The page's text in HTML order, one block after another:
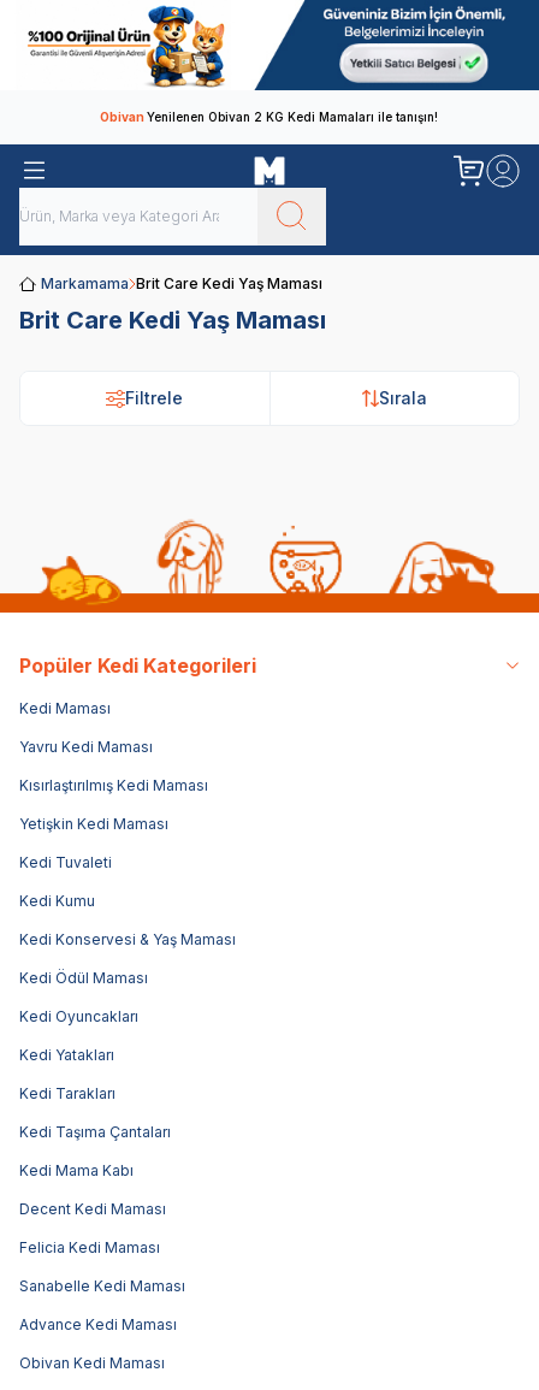
ObivanYenilenen Obivan 2 KG Kedi Mamaları ile tanışın!
Markamama Brit Care Kedi Yaş Maması
Brit Care Kedi Yaş Maması
Filtrele Sırala
Popüler Kedi Kategorileri
Kedi Maması
Yavru Kedi Maması
Kısırlaştırılmış Kedi Maması
Yetişkin Kedi Maması
Kedi Tuvaleti
Kedi Kumu
Kedi Konservesi & Yaş Maması
Kedi Ödül Maması
Kedi Oyuncakları
Kedi Yatakları
Kedi Tarakları
Kedi Taşıma Çantaları
Kedi Mama Kabı
Decent Kedi Maması
Felicia Kedi Maması
Sanabelle Kedi Maması
Advance Kedi Maması
Obivan Kedi Maması